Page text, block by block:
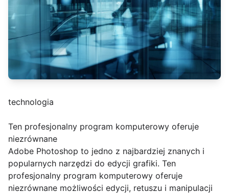
technologia
Ten profesjonalny program komputerowy oferuje
niezrównane
Adobe Photoshop to jedno z najbardziej znanych i
popularnych narzędzi do edycji grafiki. Ten
profesjonalny program komputerowy oferuje
niezrównane możliwości edycji, retuszu i manipulacji